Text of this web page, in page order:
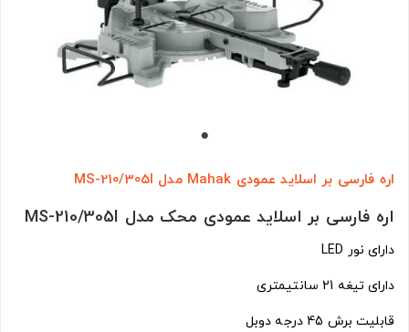
اره فارسی بر اسلاید عمودی Mahak مدل MS-210/305I
اره فارسی بر اسلاید عمودی محک مدل MS-210/305I
دارای نور LED
دارای تیغه 21 سانتیمتری
قابلیت برش 45 درجه دوبل